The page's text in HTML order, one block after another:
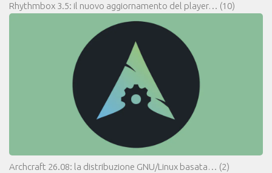
Rhythmbox 3.5: il nuovo aggiornamento del player… (10)
Archcraft 26.08: la distribuzione GNU/Linux basata… (2)